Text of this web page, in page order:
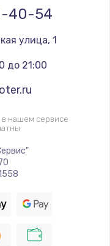
40-54
улица, 1
до 21:00
в нашем сервисе